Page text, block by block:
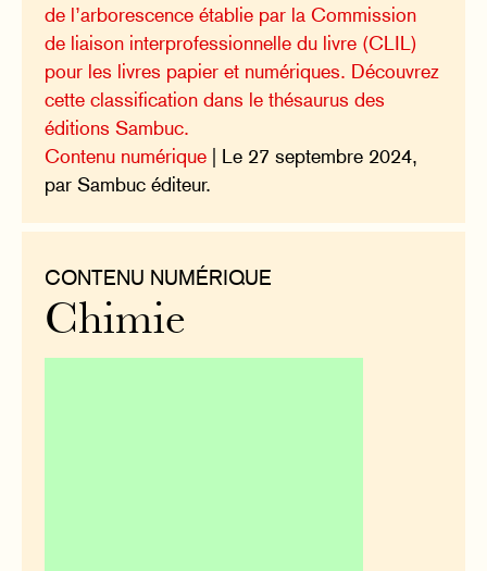
de l’arborescence établie par la Commission
de liaison interprofessionnelle du livre (CLIL)
pour les livres papier et numériques. Découvrez
cette classification dans le thésaurus des
éditions Sambuc.
Contenu numérique | Le 27 septembre 2024,
par Sambuc éditeur.
CONTENU NUMÉRIQUE
Chimie